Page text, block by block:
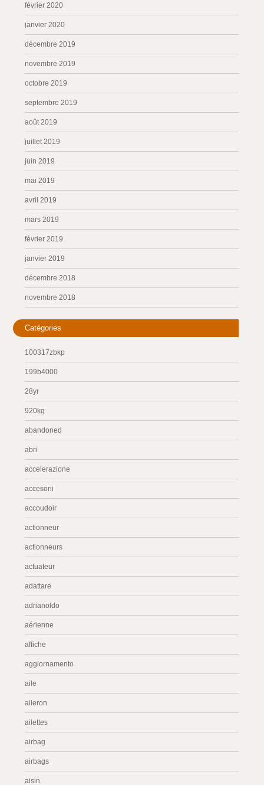
février 2020
janvier 2020
décembre 2019
novembre 2019
octobre 2019
septembre 2019
août 2019
juillet 2019
juin 2019
mai 2019
avril 2019
mars 2019
février 2019
janvier 2019
décembre 2018
novembre 2018
Catégories
100317zbkp
199b4000
28yr
920kg
abandoned
abri
accelerazione
accesorii
accoudoir
actionneur
actionneurs
actuateur
adattare
adrianoldo
aérienne
affiche
aggiornamento
aile
aileron
ailettes
airbag
airbags
aisin